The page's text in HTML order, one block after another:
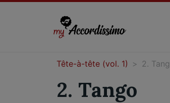
Tête-à-tête (vol. 1) 2.
2. Tango